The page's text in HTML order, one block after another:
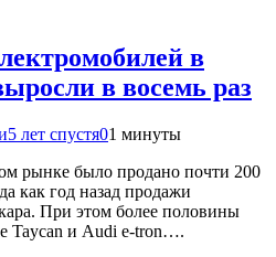
в
в восемь раз
5 лет спустя01 минуты
рынке было продано почти 200
как год назад продажи
При этом более половины
Taycan и Audi e-tron….